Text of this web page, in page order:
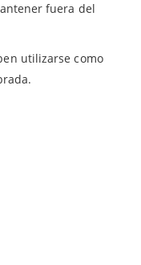
fuera del
utilizarse como